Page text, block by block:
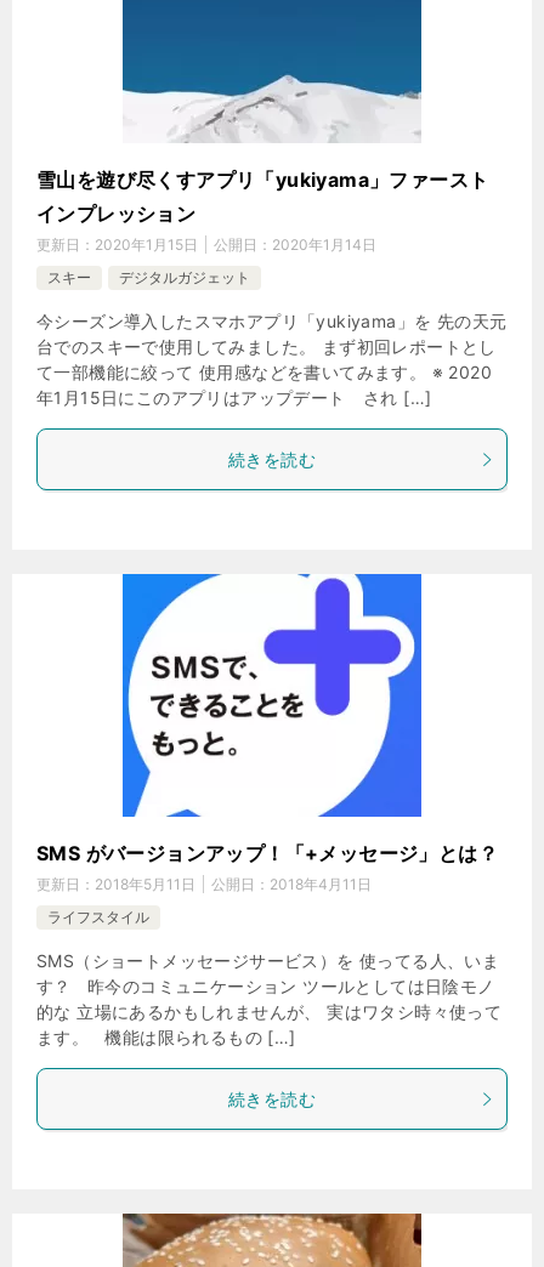
雪山を遊び尽くすアプリ「yukiyama」ファースト
インプレッション
更新日： 2020年1月15日 公開日： 2020年1月14日
スキー
デジタルガジェット
今シーズン導入したスマホアプリ「yukiyama」を 先の天元
台でのスキーで使用してみました。 まず初回レポートとし
て一部機能に絞って 使用感などを書いてみます。 ※ 2020
年1月15日にこのアプリはアップデート され […]
続きを読む
SMS がバージョンアップ！「+メッセージ」とは？
更新日： 2018年5月11日 公開日： 2018年4月11日
ライフスタイル
SMS（ショートメッセージサービス）を 使ってる人、いま
す？ 昨今のコミュニケーション ツールとしては日陰モノ
的な 立場にあるかもしれませんが、 実はワタシ時々使って
ます。 機能は限られるもの […]
続きを読む